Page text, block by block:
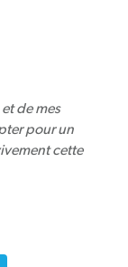
de mes
pour un
cette